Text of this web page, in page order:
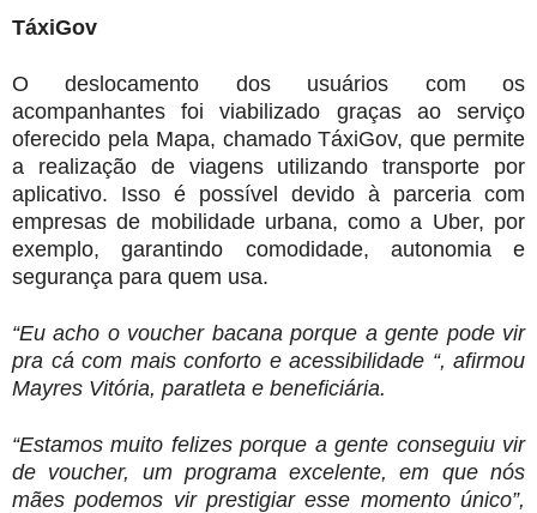
TáxiGov
O deslocamento dos usuários com os
acompanhantes foi viabilizado graças ao serviço
oferecido pela Mapa, chamado TáxiGov, que permite
a realização de viagens utilizando transporte por
aplicativo. Isso é possível devido à parceria com
empresas de mobilidade urbana, como a Uber, por
exemplo, garantindo comodidade, autonomia e
segurança para quem usa.
“Eu acho o voucher bacana porque a gente pode vir
pra cá com mais conforto e acessibilidade “, afirmou
Mayres Vitória, paratleta e beneficiária.
“Estamos muito felizes porque a gente conseguiu vir
de voucher, um programa excelente, em que nós
mães podemos vir prestigiar esse momento único”,